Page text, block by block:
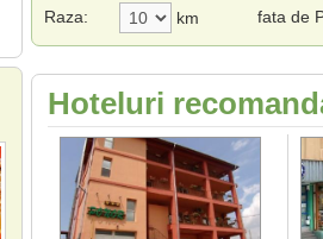
Raza: km fata de
Hoteluri